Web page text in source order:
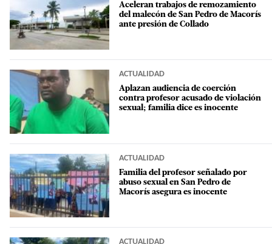
Aceleran trabajos de remozamiento
del malecón de San Pedro de Macorís
ante presión de Collado
ACTUALIDAD
Aplazan audiencia de coerción
contra profesor acusado de violación
sexual; familia dice es inocente
ACTUALIDAD
Familia del profesor señalado por
abuso sexual en San Pedro de
Macorís asegura es inocente
ACTUALIDAD